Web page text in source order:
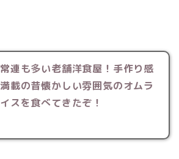
常連も多い老舗洋食屋！手作り感
満載の昔懐かしい雰囲気のオムラ
イスを食べてきたぞ！